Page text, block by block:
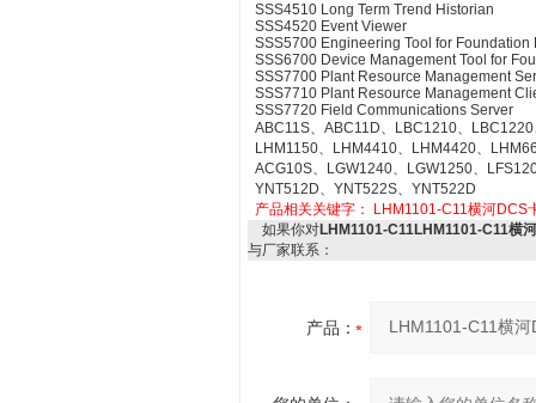
SSS4510 Long Term Trend Historian
SSS4520 Event Viewer
SSS5700 Engineering Tool for Foundation
SSS6700 Device Management Tool for
SSS7700 Plant Resource Management
SSS7710 Plant Resource Management
SSS7720 Field Communications Server
ABC11S、ABC11D、LBC1210、
LHM1150、LHM4410、LHM4420、
ACG10S、LGW1240、LGW1250、
YNT512D、YNT522S、YNT522D
产品相关关键字：
LHM1101-C11横河DCS
如果你对LHM1101-C11LHM1101-C11横
与厂家联系：
产品：